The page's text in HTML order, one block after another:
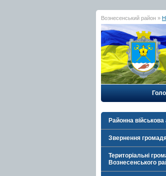
Вознесенський район »
Районна військова
Звернення
Територіальні
Вознесенського